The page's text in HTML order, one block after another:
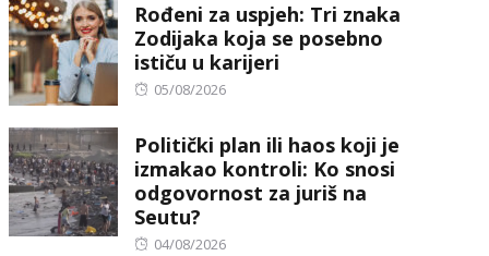
Rođeni za uspjeh: Tri znaka
Zodijaka koja se posebno
ističu u karijeri
Posted
05/08/2026
Politički plan ili haos koji je
izmakao kontroli: Ko snosi
odgovornost za juriš na
Seutu?
Posted
04/08/2026